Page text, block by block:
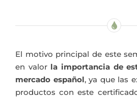
El motivo principal de este
en valor la importancia de
mercado español, ya que las
productos con este